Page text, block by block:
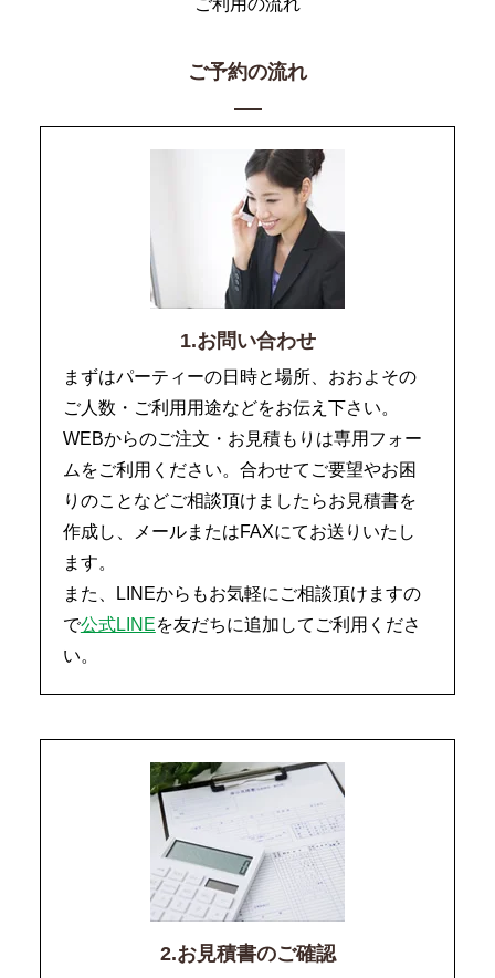
ご利用の流れ
ご予約の流れ
1.お問い合わせ
まずはパーティーの日時と場所、おおよその
ご人数・ご利用用途などをお伝え下さい。
WEBからのご注文・お見積もりは専用フォー
ムをご利用ください。合わせてご要望やお困
りのことなどご相談頂けましたらお見積書を
作成し、メールまたはFAXにてお送りいたし
ます。
また、LINEからもお気軽にご相談頂けますの
で公式LINEを友だちに追加してご利用くださ
い。
2.お見積書のご確認